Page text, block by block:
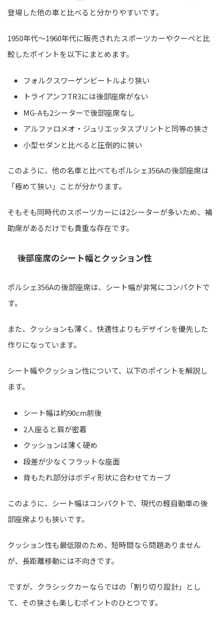
登場した他の車と比べると分かりやすいです。
1950年代～1960年代に販売されたスポーツカーやクーペと比
較したポイントを以下にまとめます。
フォルクスワーゲンビートルより狭い
トライアンフTR3には後部座席がない
MG-Aも2シーターで後部座席なし
アルファロメオ・ジュリエッタスプリントと同等の狭さ
小型セダンと比べると圧倒的に狭い
このように、他の名車と比べてもポルシェ356Aの後部座席は
「極めて狭い」ことが分かります。
そもそも同時代のスポーツカーには2シーターが多いため、補
助席があるだけでも貴重な存在です。
後部座席のシート幅とクッション性
ポルシェ356Aの後部座席は、シート幅が非常にコンパクトで
す。
また、クッションも薄く、快適性よりもデザインを優先した
作りになっています。
シート幅やクッション性について、以下のポイントを解説し
ます。
シート幅は約90cm前後
2人座ると肩が密着
クッションは薄く硬め
段差が少なくフラットな座面
背もたれ部分はボディ形状に合わせてカーブ
このように、シート幅はコンパクトで、現代の軽自動車の後
部座席よりも狭いです。
クッション性も最低限のため、短時間なら問題ありません
が、長距離移動には不向きです。
ですが、クラシックカーならではの「割り切り設計」とし
て、その狭さも楽しむポイントのひとつです。